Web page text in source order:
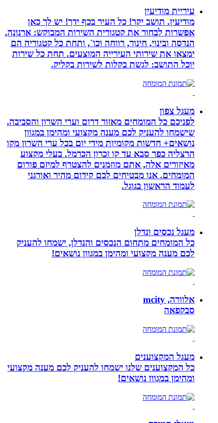
עיריית מודיעין
מודיעין. תושב יקר! כל העיר בכף ידך! יש לך כאן
אפשרות לבחור את קטגורית השירות המבוקש: ארנונה,
הנדסה ובינוי, חינוך, רווחה וכו`, ותחת כל קטגוריה הם
ימצאו את שירותי העירייה המוצעים. תחת כל שירות
יוכל התושב: לגשת בקלות לשירות בקליק.
מעגל צפון
לפניכם כל המומחים מאזור דרום וערי השרון והסביבה,
שישמחו להעניק לכם מענה מקצועי ומהימן במגוון
נושאים+ חדשות מקומיות מידי יום בכל ערי השרון מקו
הרצליה כפר סבא עד קו זכרון הכרמל. בעלי מקצוע
מאיזורים אלה, אתם מוזמנים להצטרף למיזם פורום
המומחים. אנו מבטיחים לכם קידום מהיר ואורגני
לעמוד הראשון בגוגל.
מעגל נכסים ונדלן
כל המומחים מתחום הנכסים והנדלן, ישמחו להעניק
לכם מענה מקצועי ומהימן במגוון נושאים!
אלוורה, mcity
סבקפאה
מעגל המקצוענים
כל המקצוענים שלנו ישמחו להעניק לכם מענה מקצועי
ומהימן במגוון נושאים!